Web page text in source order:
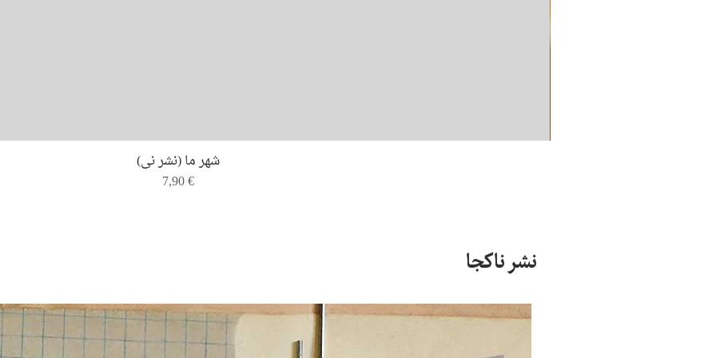
Quick View
شهر ما (نشر نی)
Price
7,90 €
نشر ناکجا